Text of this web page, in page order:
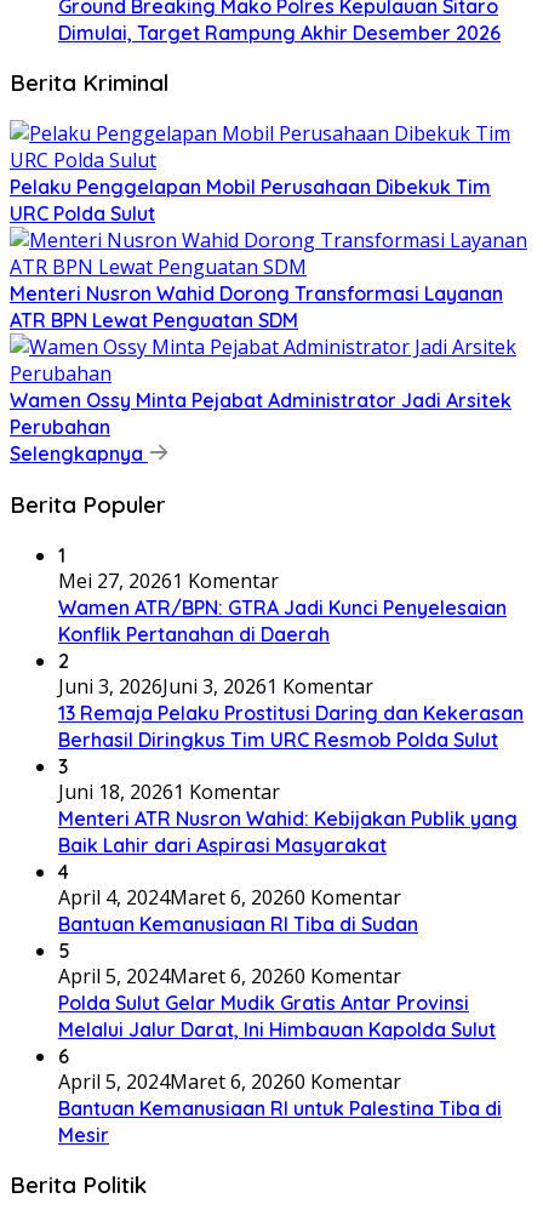
Ground Breaking Mako Polres Kepulauan Sitaro
Dimulai, Target Rampung Akhir Desember 2026
Berita Kriminal
​Pelaku Penggelapan Mobil Perusahaan Dibekuk Tim
URC Polda Sulut
​Menteri Nusron Wahid Dorong Transformasi Layanan
ATR BPN Lewat Penguatan SDM
Wamen Ossy Minta Pejabat Administrator Jadi Arsitek
Perubahan
Selengkapnya
Berita Populer
1
Mei 27, 20261 Komentar
Wamen ATR/BPN: GTRA Jadi Kunci Penyelesaian
Konflik Pertanahan di Daerah
2
Juni 3, 2026Juni 3, 20261 Komentar
13 Remaja Pelaku Prostitusi Daring dan Kekerasan
Berhasil Diringkus Tim URC Resmob Polda Sulut
3
Juni 18, 20261 Komentar
Menteri ATR Nusron Wahid: Kebijakan Publik yang
Baik Lahir dari Aspirasi Masyarakat
4
April 4, 2024Maret 6, 20260 Komentar
Bantuan Kemanusiaan RI Tiba di Sudan
5
April 5, 2024Maret 6, 20260 Komentar
Polda Sulut Gelar Mudik Gratis Antar Provinsi
Melalui Jalur Darat, Ini Himbauan Kapolda Sulut
6
April 5, 2024Maret 6, 20260 Komentar
Bantuan Kemanusiaan RI untuk Palestina Tiba di
Mesir
Berita Politik